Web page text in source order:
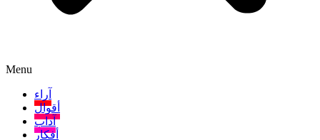
Menu
آراء
أقوال
آداب
أفكار